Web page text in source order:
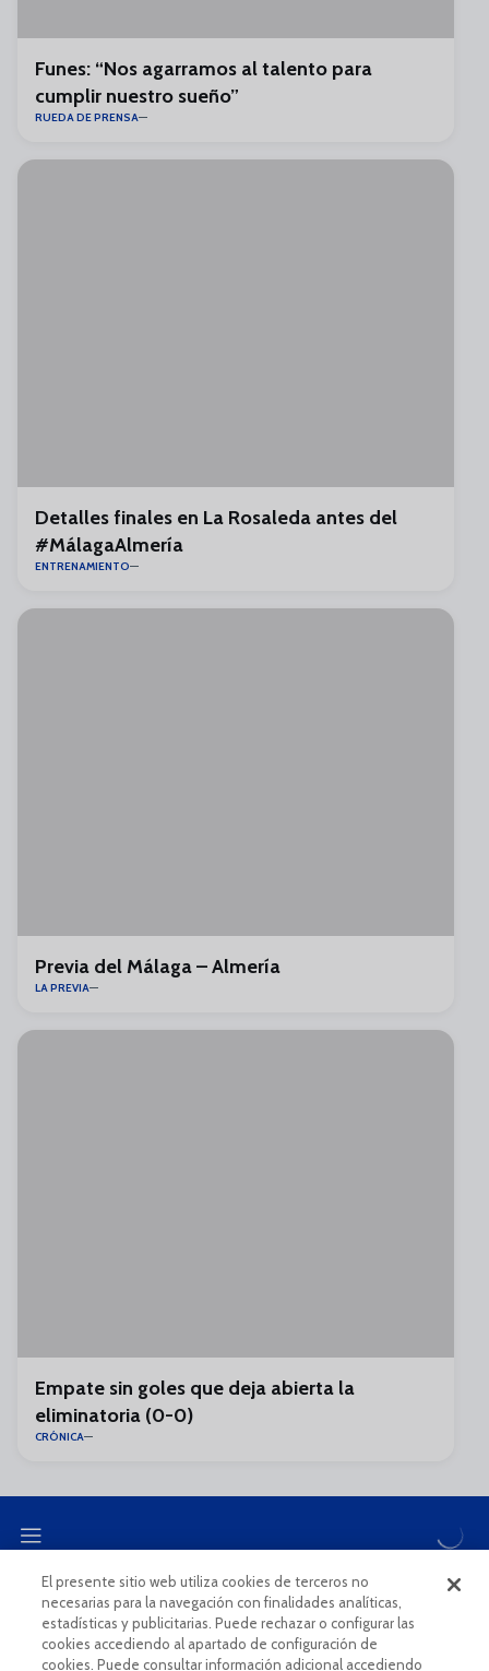
Funes: “Nos agarramos al talento para
cumplir nuestro sueño”
RUEDA DE PRENSA
Detalles finales en La Rosaleda antes del
#MálagaAlmería
ENTRENAMIENTO
Previa del Málaga – Almería
LA PREVIA
Empate sin goles que deja abierta la
eliminatoria (0-0)
CRÓNICA
CANAL ÉTICO
El presente sitio web utiliza cookies de terceros no
necesarias para la navegación con finalidades analíticas,
estadísticas y publicitarias. Puede rechazar o configurar las
cookies accediendo al apartado de configuración de
cookies. Puede consultar información adicional accediendo